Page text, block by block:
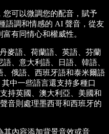
可以微調您的配音，賦予
語調和情感的 AI 聲音，從友
有同情心和權威性。
麥語、荷蘭語、英語、芬蘭
、意大利語、日語、韓語、
俄語、西班牙語和泰米爾語
中一些語言還支持多種口
持英國、澳大利亞、美國和
音則處理墨西哥和西班牙的
其內容添加背景音效或音